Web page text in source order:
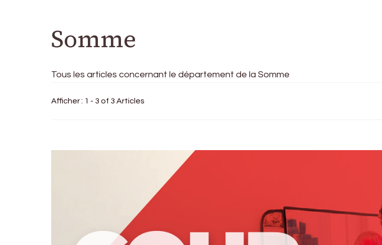
Somme
Tous les articles concernant le département de la Somme
Afficher : 1 - 3 of 3 Articles